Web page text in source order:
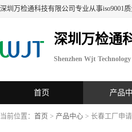
深圳万检通
Shenzhen Wjt
首页 产品
当前位置： 首页 > 产品中心 > 长春工厂申